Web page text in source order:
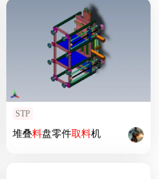
STP
堆叠料盘零件取料机